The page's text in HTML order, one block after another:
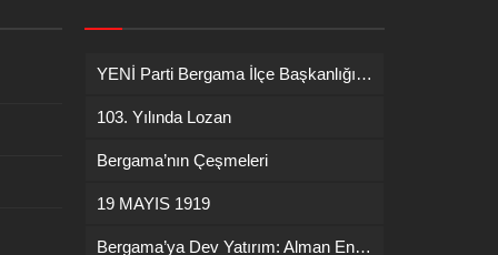
YENİ Parti Bergama İlçe Başkanlığına İsmail Durmaz görevlendirildi
103. Yılında Lozan
Bergama’nın Çeşmeleri
19 MAYIS 1919
Bergama’ya Dev Yatırım: Alman Enerji Devi ENERCON Fabrika Kuruyor!